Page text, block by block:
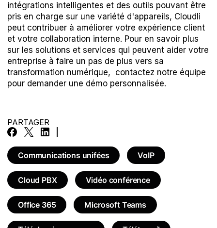
intégrations intelligentes et des outils pouvant être
pris en charge sur une variété d'appareils, Cloudli
peut contribuer à améliorer votre expérience client
et votre collaboration interne. Pour en savoir plus
sur les solutions et services qui peuvent aider votre
entreprise à faire un pas de plus vers sa
transformation numérique, contactez notre équipe
pour demander une démo personnalisée.
PARTAGER
Communications unifées VoIP
Cloud PBX Vidéo conférence
Office 365 Microsoft Teams